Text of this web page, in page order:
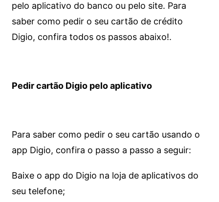
pelo aplicativo do banco ou pelo site. Para
saber como pedir o seu cartão de crédito
Digio, confira todos os passos abaixo!.
Pedir cartão Digio pelo aplicativo
Para saber como pedir o seu cartão usando o
app Digio, confira o passo a passo a seguir:
Baixe o app do Digio na loja de aplicativos do
seu telefone;